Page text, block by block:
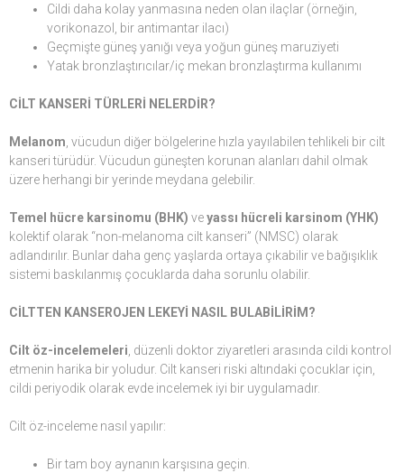
Cildi daha kolay yanmasına neden olan ilaçlar (örneğin,
vorikonazol, bir antimantar ilacı)
Geçmişte güneş yanığı veya yoğun güneş maruziyeti
Yatak bronzlaştırıcılar/iç mekan bronzlaştırma kullanımı
CİLT KANSERİ TÜRLERİ NELERDİR?
Melanom , vücudun diğer bölgelerine hızla yayılabilen tehlikeli bir cilt
kanseri türüdür. Vücudun güneşten korunan alanları dahil olmak
üzere herhangi bir yerinde meydana gelebilir.
Temel hücre karsinomu (BHK) veyassı hücreli karsinom (YHK)
kolektif olarak “non-melanoma cilt kanseri” (NMSC) olarak
adlandırılır. Bunlar daha genç yaşlarda ortaya çıkabilir ve bağışıklık
sistemi baskılanmış çocuklarda daha sorunlu olabilir.
CİLTTEN KANSEROJEN LEKEYİ NASIL BULABİLİRİM?
Cilt öz-incelemeleri , düzenli doktor ziyaretleri arasında cildi kontrol
etmenin harika bir yoludur. Cilt kanseri riski altındaki çocuklar için,
cildi periyodik olarak evde incelemek iyi bir uygulamadır.
Cilt öz-inceleme nasıl yapılır:
Bir tam boy aynanın karşısına geçin.